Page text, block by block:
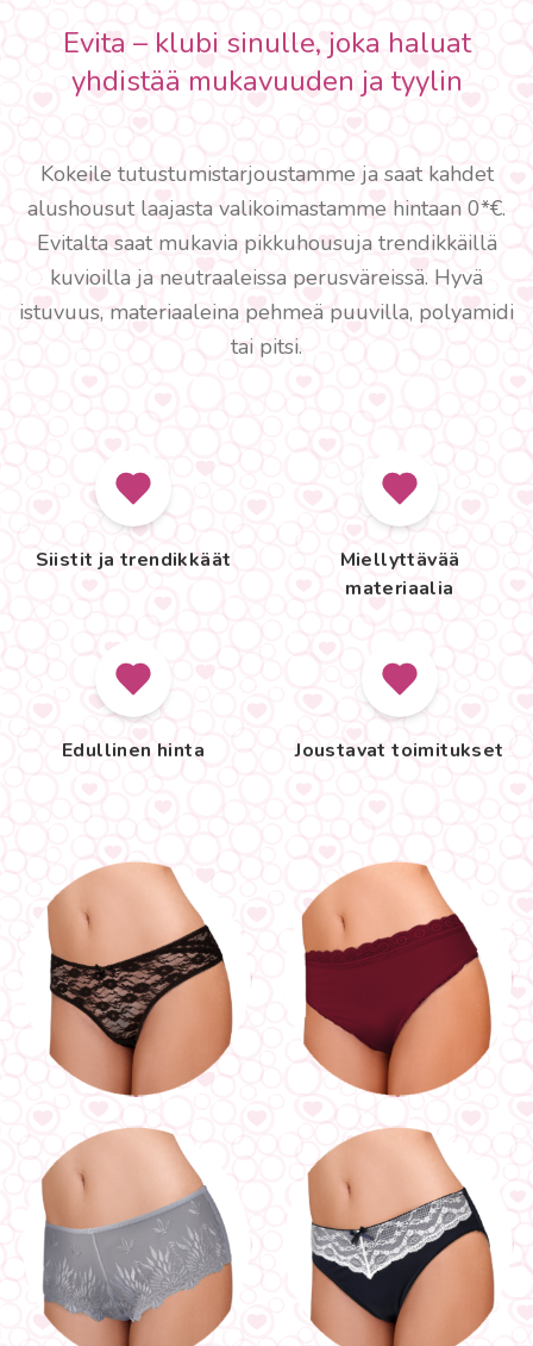
Evita – klubi sinulle, joka haluat
yhdistää mukavuuden ja tyylin
Kokeile tutustumistarjoustamme ja saat kahdet
alushousut laajasta valikoimastamme hintaan 0*€.
Evitalta saat mukavia pikkuhousuja trendikkäillä
kuvioilla ja neutraaleissa perusväreissä. Hyvä
istuvuus, materiaaleina pehmeä puuvilla, polyamidi
tai pitsi.
Siistit ja trendikkäät
Miellyttävää
materiaalia
Edullinen hinta Joustavat toimitukset